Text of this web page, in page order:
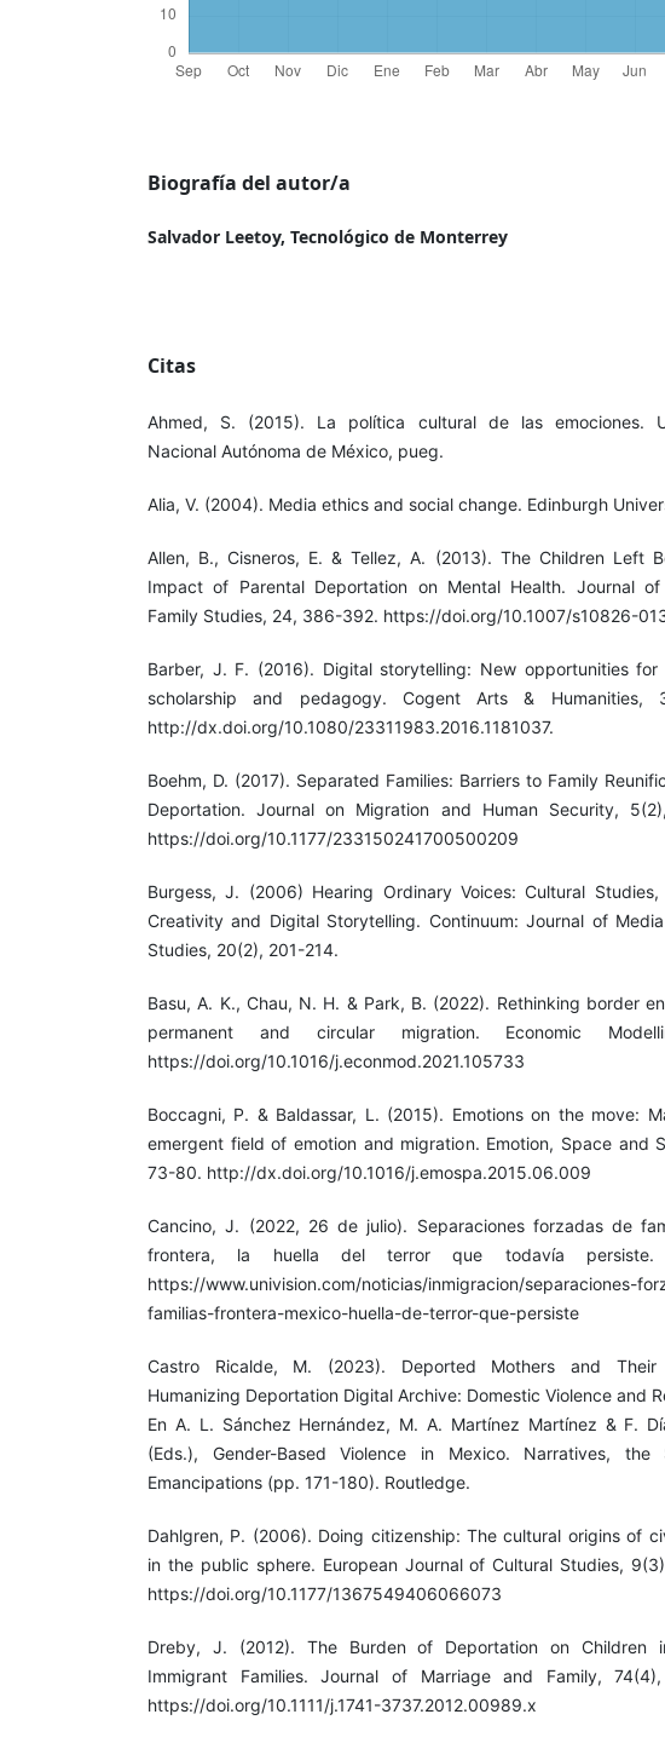
Biografía del autor/a
Salvador Leetoy, Tecnológico de Monterrey
Citas
Ahmed, S. (2015). La política cultural de las emociones.
Nacional Autónoma de México, pueg.
Alia, V. (2004). Media ethics and social change. Edinburgh
Allen, B., Cisneros, E. & Tellez, A. (2013). The Children Left
Impact of Parental Deportation on Mental Health. Journal
Family Studies, 24, 386-392. https://doi.org/10.1007/s10826-
Barber, J. F. (2016). Digital storytelling: New opportunities for
scholarship and pedagogy. Cogent Arts & Humanities,
http://dx.doi.org/10.1080/23311983.2016.1181037.
Boehm, D. (2017). Separated Families: Barriers to Family
Deportation. Journal on Migration and Human Security,
https://doi.org/10.1177/233150241700500209
Burgess, J. (2006) Hearing Ordinary Voices: Cultural Studies,
Creativity and Digital Storytelling. Continuum: Journal of
Studies, 20(2), 201-214.
Basu, A. K., Chau, N. H. & Park, B. (2022). Rethinking border
permanent and circular migration. Economic
https://doi.org/10.1016/j.econmod.2021.105733
Boccagni, P. & Baldassar, L. (2015). Emotions on the move:
emergent field of emotion and migration. Emotion, Space and
73-80. http://dx.doi.org/10.1016/j.emospa.2015.06.009
Cancino, J. (2022, 26 de julio). Separaciones forzadas de
frontera, la huella del terror que todavía persiste.
https://www.univision.com/noticias/inmigracion/separaciones-
familias-frontera-mexico-huella-de-terror-que-persiste
Castro Ricalde, M. (2023). Deported Mothers and
Humanizing Deportation Digital Archive: Domestic Violence and
En A. L. Sánchez Hernández, M. A. Martínez Martínez & F.
(Eds.), Gender-Based Violence in Mexico. Narratives, the
Emancipations (pp. 171-180). Routledge.
Dahlgren, P. (2006). Doing citizenship: The cultural origins of
in the public sphere. European Journal of Cultural Studies,
https://doi.org/10.1177/1367549406066073
Dreby, J. (2012). The Burden of Deportation on Children
Immigrant Families. Journal of Marriage and Family,
https://doi.org/10.1111/j.1741-3737.2012.00989.x